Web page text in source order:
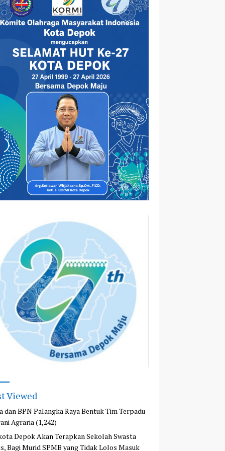
Viewed
dan BPN Palangka Raya Bentuk Tim Terpadu
Agraria(1,242)
Depok Akan Terapkan Sekolah Swasta
Bagi Murid SPMB yang Tidak Lolos Masuk